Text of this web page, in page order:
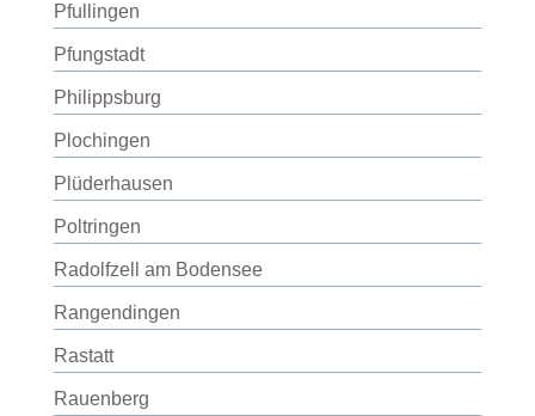
Pfullingen
Pfungstadt
Philippsburg
Plochingen
Plüderhausen
Poltringen
Radolfzell am Bodensee
Rangendingen
Rastatt
Rauenberg